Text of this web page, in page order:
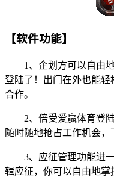
【软件功能】
1、企划方可以自由地
登陆了！出门在外也能
合作。
2、倍受爱赢体育登陆
随时随地抢占工作机会，
3、应征管理功能进一
辑应征，你可以自由地掌